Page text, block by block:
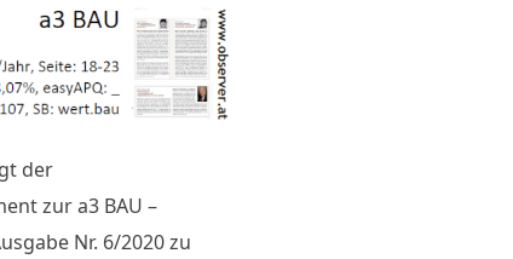
der
zur a3 BAU –
Nr. 6/2020 zu